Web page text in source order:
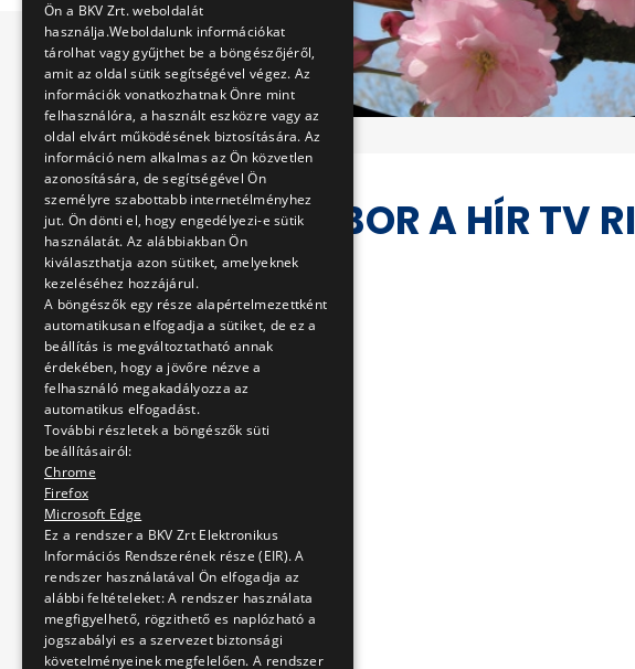
BOLLA TIBOR A HÍR TV
2014-04-15 08:00:44
Ön a BKV Zrt. weboldalát
használja.Weboldalunk információkat
tárolhat vagy gyűjthet be a böngészőjéről,
amit az oldal sütik segítségével végez. Az
információk vonatkozhatnak Önre mint
felhasználóra, a használt eszközre vagy az
oldal elvárt működésének biztosítására. Az
információ nem alkalmas az Ön közvetlen
azonosítására, de segítségével Ön
személyre szabottabb internetélményhez
jut. Ön dönti el, hogy engedélyezi-e sütik
használatát. Az alábbiakban Ön
kiválaszthatja azon sütiket, amelyeknek
kezeléséhez hozzájárul.
A böngészők egy része alapértelmezettként
automatikusan elfogadja a sütiket, de ez a
beállítás is megváltoztatható annak
érdekében, hogy a jövőre nézve a
felhasználó megakadályozza az
automatikus elfogadást.
További részletek a böngészők süti
beállításairól:
Chrome
Firefox
Microsoft Edge
Ez a rendszer a BKV Zrt Elektronikus
Információs Rendszerének része (EIR). A
rendszer használatával Ön elfogadja az
alábbi feltételeket: A rendszer használata
megfigyelhető, rögzithető es naplózható a
jogszabályi es a szervezet biztonsági
követelményeinek megfelelően. A rendszer